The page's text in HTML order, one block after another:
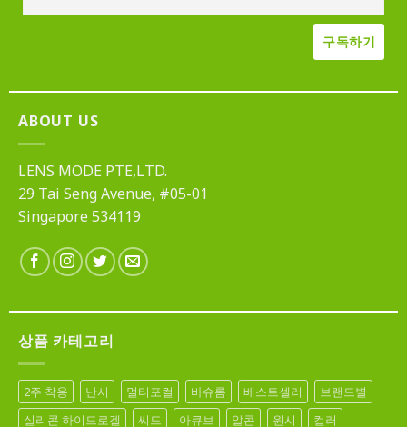
ABOUT US
LENS MODE PTE,LTD.
29 Tai Seng Avenue, #05-01
Singapore 534119
상품 카테고리
2주 착용 난시 멀티포컬 바슈롬 베스트셀러
브랜드별
실리콘 하이드로겔
씨드 아큐브 알콘 원시 컬러